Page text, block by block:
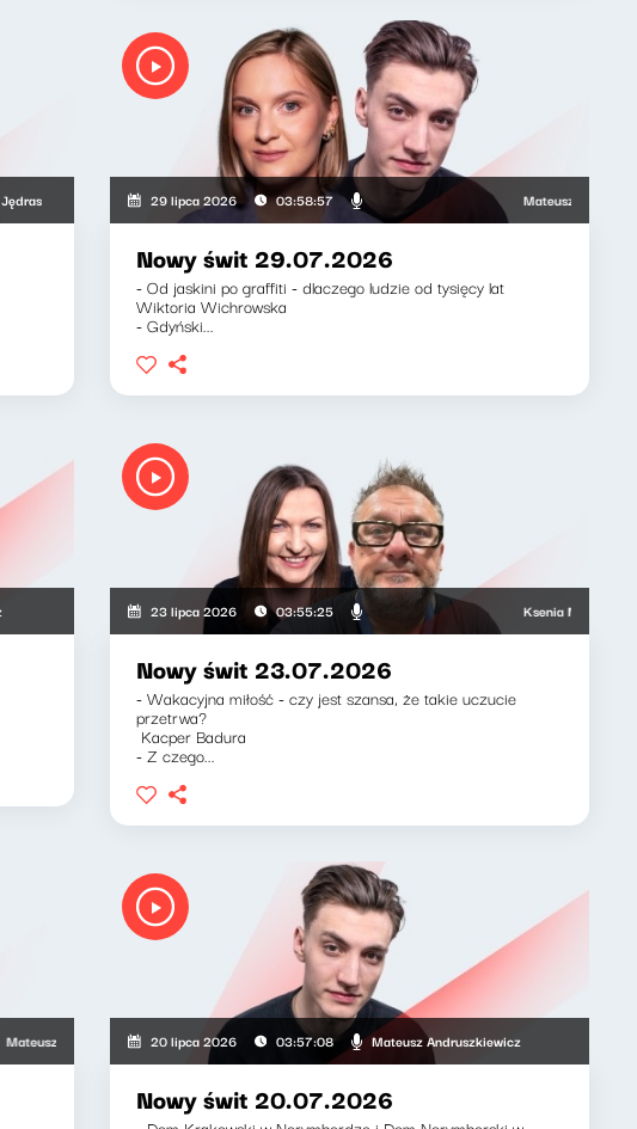
29 lipca 2026 03:58:57 Mateusz
Nowy świt 29.07.2026
- Od jaskini po graffiti - dlaczego ludzie od tysięcy lat
Wiktoria Wichrowska
- Gdyński...
23 lipca 2026 03:55:25 Ksenia Maćczak,
Nowy świt 23.07.2026
- Wakacyjna miłość - czy jest szansa, że takie uczucie
przetrwa?
Kacper Badura
- Z czego...
Andruszkiewicz, Klaudiusz Slezak
20 lipca 2026 03:57:08 Mateusz Andruszkiewicz
Nowy świt 20.07.2026